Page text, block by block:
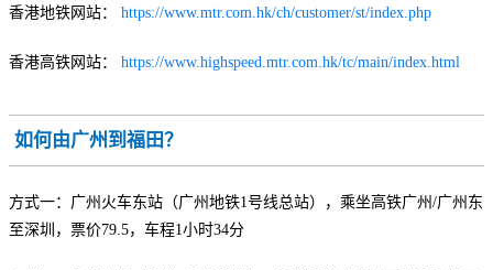
香港地铁网站： https://www.mtr.com.hk/ch/customer/st/index.php
香港高铁网站： https://www.highspeed.mtr.com.hk/tc/main/index.html
如何由广州到福田？
方式一：广州火车东站（广州地铁1号线总站），乘坐高铁广州/广州东
至深圳，票价79.5，车程1小时34分